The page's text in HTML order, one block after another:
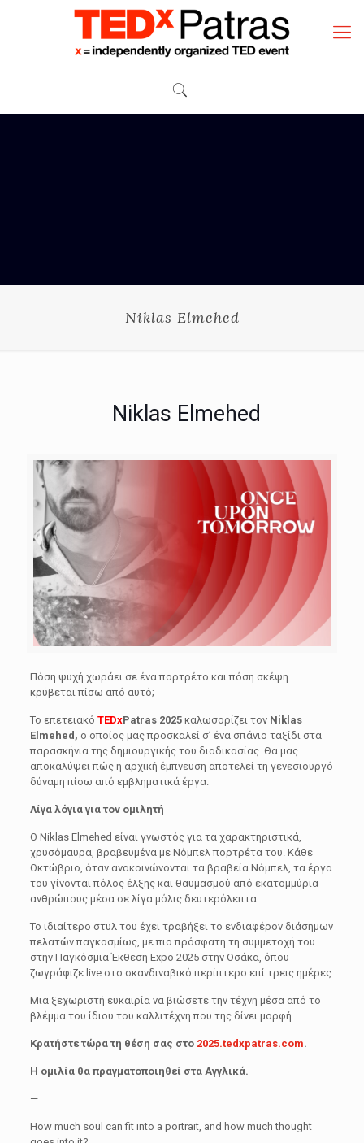
Niklas Elmehed
Niklas Elmehed
Πόση ψυχή χωράει σε ένα πορτρέτο και πόση σκέψη
κρύβεται πίσω από αυτό;
Το επετειακό TEDxPatras 2025 καλωσορίζει τον Niklas
Elmehed, ο οποίος μας προσκαλεί σ’ ένα σπάνιο ταξίδι στα
παρασκήνια της δημιουργικής του διαδικασίας. Θα μας
αποκαλύψει πώς η αρχική έμπνευση αποτελεί τη γενεσιουργό
δύναμη πίσω από εμβληματικά έργα.
Λίγα λόγια για τον ομιλητή
O Niklas Elmehed είναι γνωστός για τα χαρακτηριστικά,
χρυσόμαυρα, βραβευμένα με Νόμπελ πορτρέτα του. Κάθε
Οκτώβριο, όταν ανακοινώνονται τα βραβεία Νόμπελ, τα έργα
του γίνονται πόλος έλξης και θαυμασμού από εκατομμύρια
ανθρώπους μέσα σε λίγα μόλις δευτερόλεπτα.
Το ιδιαίτερο στυλ του έχει τραβήξει το ενδιαφέρον διάσημων
πελατών παγκοσμίως, με πιο πρόσφατη τη συμμετοχή του
στην Παγκόσμια Έκθεση Expo 2025 στην Οσάκα, όπου
ζωγράφιζε live στο σκανδιναβικό περίπτερο επί τρεις ημέρες.
Μια ξεχωριστή ευκαιρία να βιώσετε την τέχνη μέσα από το
βλέμμα του ίδιου του καλλιτέχνη που της δίνει μορφή.
Κρατήστε τώρα τη θέση σας στο 2025.tedxpatras.com.
Η ομιλία θα πραγματοποιηθεί στα Αγγλικά.
—
How much soul can fit into a portrait, and how much thought